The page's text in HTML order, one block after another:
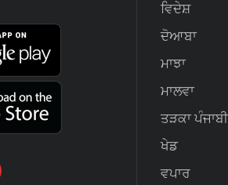
ਵਿਦੇਸ਼
ਦੋਆਬਾ
ਮਾਝਾ
ਮਾਲਵਾ
ਤੜਕਾ ਪੰਜਾਬੀ
ਖੇਡ
ਵਪਾਰ